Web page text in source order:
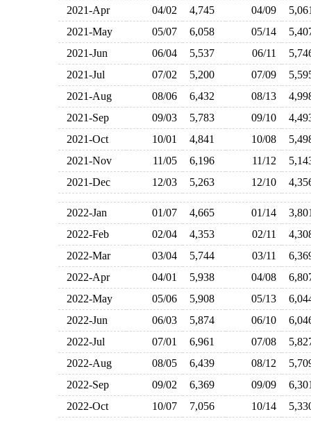
2021-Apr
04/02 4,745 04/09
2021-May
05/07 6,058 05/14
2021-Jun
06/04 5,537 06/11
2021-Jul
07/02 5,200 07/09
2021-Aug
08/06 6,432 08/13
2021-Sep
09/03 5,783 09/10
2021-Oct
10/01 4,841 10/08
2021-Nov
11/05 6,196 11/12
2021-Dec
12/03 5,263 12/10
2022-Jan 01/07 4,665 01/14
2022-Feb
02/04 4,353 02/11
2022-Mar
03/04 5,744 03/11
2022-Apr
04/01 5,938 04/08
2022-May
05/06 5,908 05/13
2022-Jun
06/03 5,874 06/10
2022-Jul
07/01 6,961 07/08
2022-Aug
08/05 6,439 08/12
2022-Sep
09/02 6,369 09/09
2022-Oct
10/07 7,056 10/14